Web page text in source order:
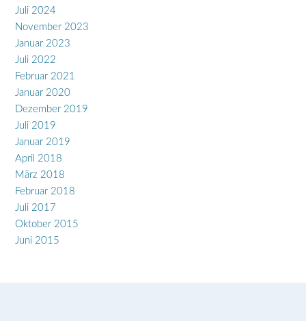
Juli 2024
November 2023
Januar 2023
Juli 2022
Februar 2021
Januar 2020
Dezember 2019
Juli 2019
Januar 2019
April 2018
März 2018
Februar 2018
Juli 2017
Oktober 2015
Juni 2015